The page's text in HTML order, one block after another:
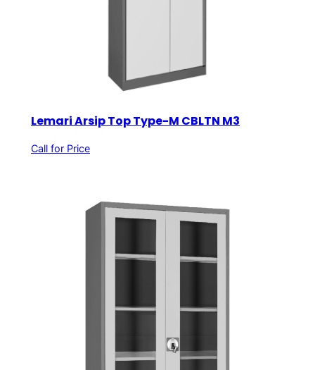
Lemari Arsip Top Type-M CBLTN M3
Call for Price